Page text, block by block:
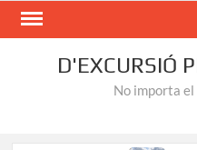
Skip
D'EXCURSIÓ
No importa el